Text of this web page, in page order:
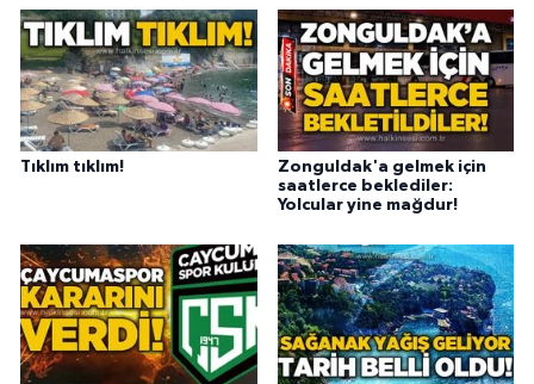
Tıklım tıklım!
Zonguldak'a gelmek için
saatlerce beklediler:
Yolcular yine mağdur!